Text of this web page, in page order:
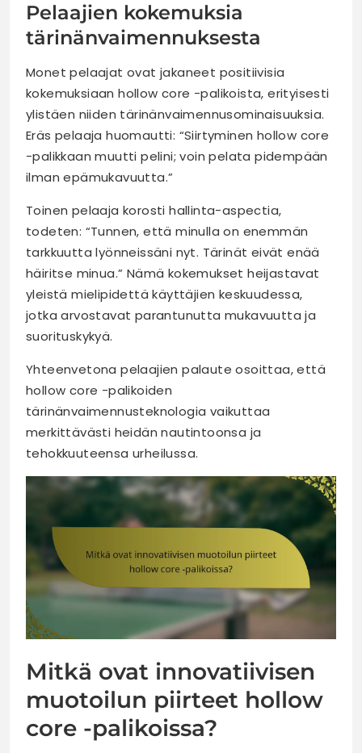
Pelaajien kokemuksia
tärinänvaimennuksesta
Monet pelaajat ovat jakaneet positiivisia
kokemuksiaan hollow core -palikoista, erityisesti
ylistäen niiden tärinänvaimennusominaisuuksia.
Eräs pelaaja huomautti: “Siirtyminen hollow core
-palikkaan muutti pelini; voin pelata pidempään
ilman epämukavuutta.”
Toinen pelaaja korosti hallinta-aspectia,
todeten: “Tunnen, että minulla on enemmän
tarkkuutta lyönneissäni nyt. Tärinät eivät enää
häiritse minua.” Nämä kokemukset heijastavat
yleistä mielipidettä käyttäjien keskuudessa,
jotka arvostavat parantunutta mukavuutta ja
suorituskykyä.
Yhteenvetona pelaajien palaute osoittaa, että
hollow core -palikoiden
tärinänvaimennusteknologia vaikuttaa
merkittävästi heidän nautintoonsa ja
tehokkuuteensa urheilussa.
Mitkä ovat innovatiivisen
muotoilun piirteet hollow
core -palikoissa?